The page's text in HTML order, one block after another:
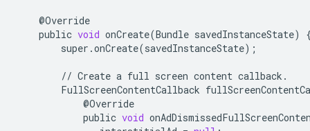
@Override
public void onCreate(Bundle savedInstanceState)
super .onCreate(savedInstanceState);
// Create a full screen content callback .
FullScreenContentCallback
@Override
public void